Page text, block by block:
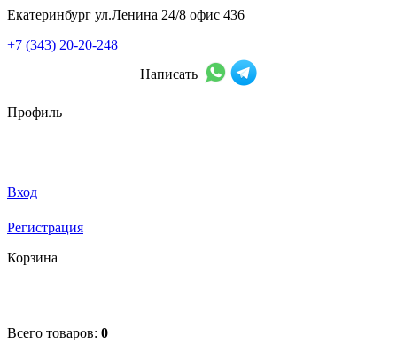
Екатеринбург ул.Ленина 24/8 офис 436
+7 (343) 20-20-248
Написать
Профиль
Вход
Регистрация
Корзина
Всего товаров: 0